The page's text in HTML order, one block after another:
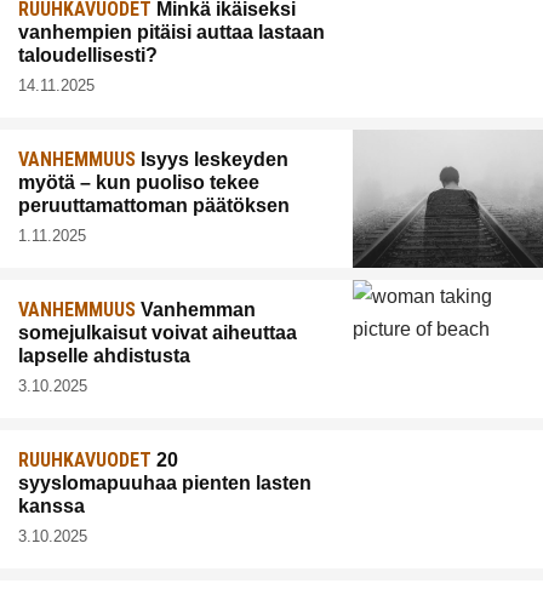
RUUHKAVUODET Minkä ikäiseksi
vanhempien pitäisi auttaa lastaan
taloudellisesti?
14.11.2025
VANHEMMUUS Isyys leskeyden
myötä – kun puoliso tekee
peruuttamattoman päätöksen
1.11.2025
VANHEMMUUS Vanhemman
somejulkaisut voivat aiheuttaa
lapselle ahdistusta
3.10.2025
RUUHKAVUODET 20
syyslomapuuhaa pienten lasten
kanssa
3.10.2025